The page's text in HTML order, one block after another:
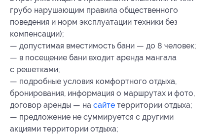
грубо нарушающим правила общественного
поведения и норм эксплуатации техники без
компенсации);
— допустимая вместимость бани — до 8 человек;
— в посещение бани входит аренда мангала
с решетками;
— подробные условия комфортного отдыха,
бронирования, информация о маршрутах и фото,
договор аренды — на сайте территории отдыха;
— предложение не суммируется с другими
акциями территории отдыха;